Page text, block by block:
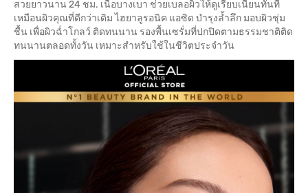
สวยยาวนาน 24 ชม. เนื้อบางเบา ช่วยเบลอผิวให้ดูเรียบเนียนทันที
เหมือนผิวคุณที่ดีกว่าเดิม ไฮยาลูรอนิค แอซิด บำรุงล้ำลึก มอบผิวชุ่ม
ชื้น เพื่อผิวฉ่ำโกลว์ ติดทนนาน รองพื้นเซรั่มที่ปกปิดตามธรรมชาติติด
ทนนานตลอดทั้งวัน เหมาะสําหรับใช้ในชีวิตประจําวัน